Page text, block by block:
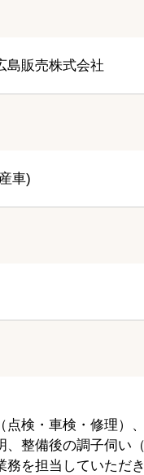
島販売株式会社
車)
点検・車検・修理）
、整備後の調子伺い
務を担当していただき